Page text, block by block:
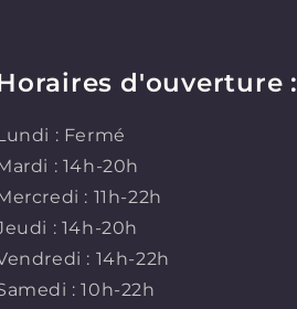
d'ouverture :
: Fermé
: 14h-20h
: 11h-22h
: 14h-20h
: 14h-22h
: 10h-22h